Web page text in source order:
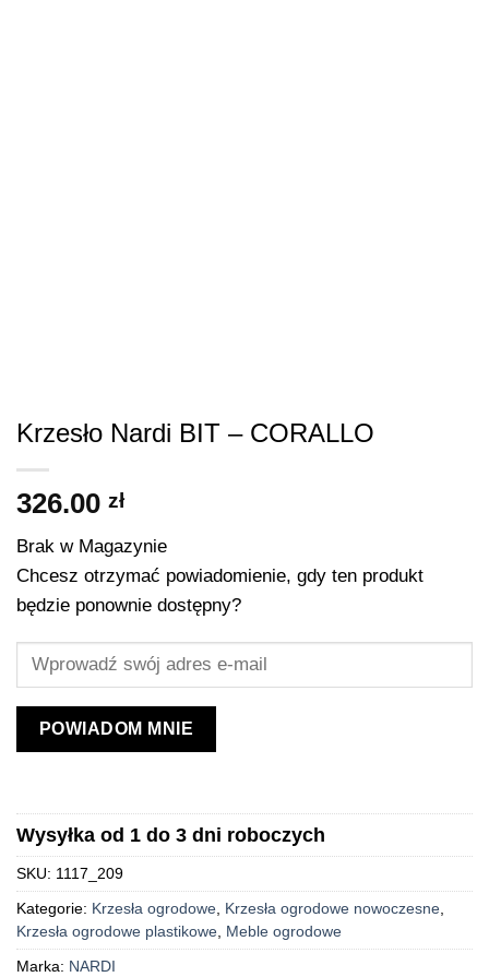
Krzesło Nardi BIT – CORALLO
326.00 zł
Brak w Magazynie
Chcesz otrzymać powiadomienie, gdy ten produkt
będzie ponownie dostępny?
POWIADOM MNIE
Wysyłka od 1 do 3 dni roboczych
SKU: 1117_209
Kategorie: Krzesła ogrodowe, Krzesła ogrodowe nowoczesne,
Krzesła ogrodowe plastikowe, Meble ogrodowe
Marka: NARDI